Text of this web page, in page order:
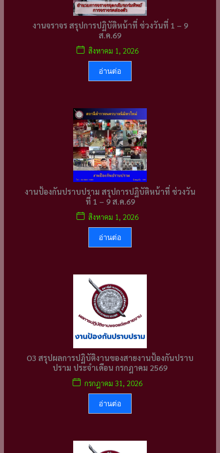
งานจราจร สรุปการปฏิบัติหน้าที่ ช่วงวันที่ 1 – 9
ส.ค.69
สิงหาคม 1, 2026
อ่านต่อ
งานป้องกันปราบปราม สรุปการปฏิบัติหน้าที่ ช่วงวัน
ที่ 1 – 9 ส.ค.69
สิงหาคม 1, 2026
อ่านต่อ
O3 สรุปผลการปฏิบัติงานของสายงานป้องกันปราบ
ปราม ประจำเดือน กรกฎาคม 2569
กรกฎาคม 31, 2026
อ่านต่อ